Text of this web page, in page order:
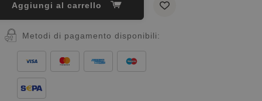
Aggiungi al carrello
Metodi di pagamento disponibili: